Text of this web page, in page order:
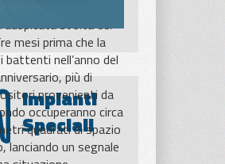
svolta del
mesi prima che la
battenti nell’anno del
più di
provenienti da
occuperanno circa
quadrati di spazio
lanciando un segnale
Impianti
Speciali